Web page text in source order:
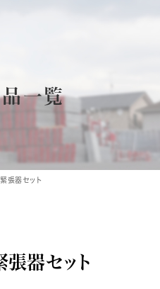
一覧
張器セット
器セット